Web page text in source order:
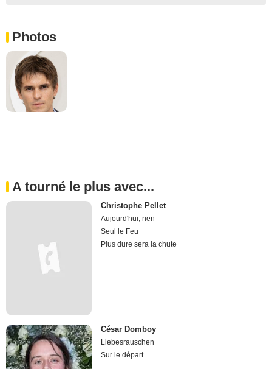
Photos
A tourné le plus avec...
Christophe Pellet
Aujourd'hui, rien
Seul le Feu
Plus dure sera la chute
César Domboy
Liebesrauschen
Sur le départ